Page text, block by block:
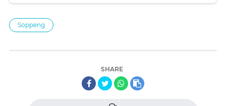
Soppeng
SHARE